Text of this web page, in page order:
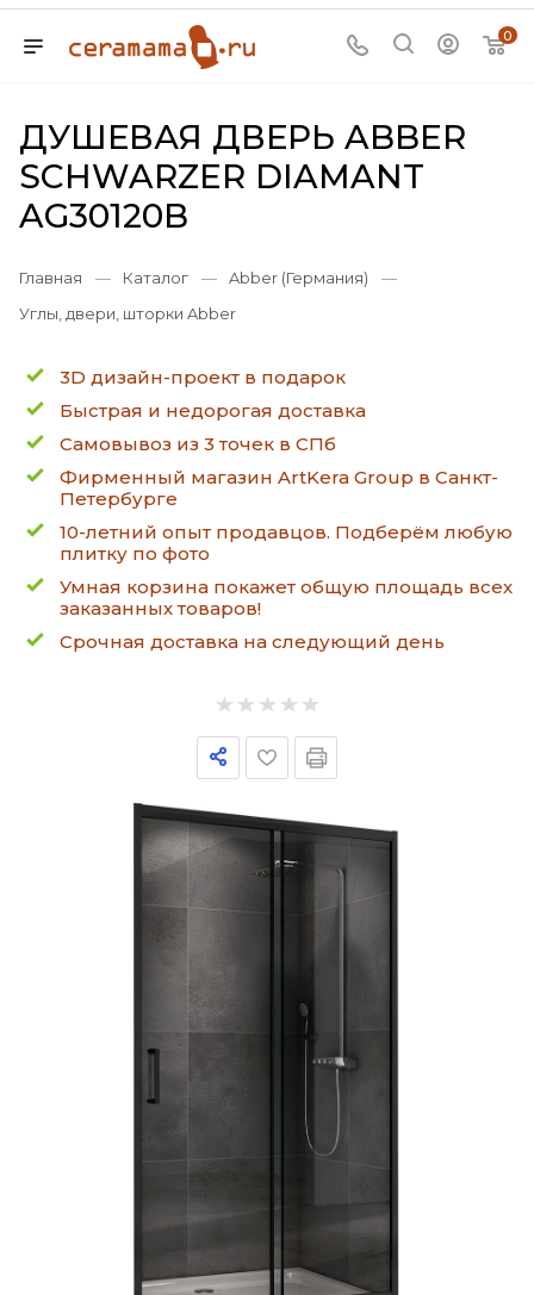
0
ДУШЕВАЯ ДВЕРЬ ABBER
SCHWARZER DIAMANT
AG30120B
Главная — Каталог — Abber (Германия)
—
Углы, двери, шторки Abber
3D дизайн-проект в подарок
Быстрая и недорогая доставка
Самовывоз из 3 точек в СПб
Фирменный магазин ArtKera Group в Санкт-
Петербурге
10-летний опыт продавцов. Подберём любую
плитку по фото
Умная корзина покажет общую площадь всех
заказанных товаров!
Срочная доставка на следующий день